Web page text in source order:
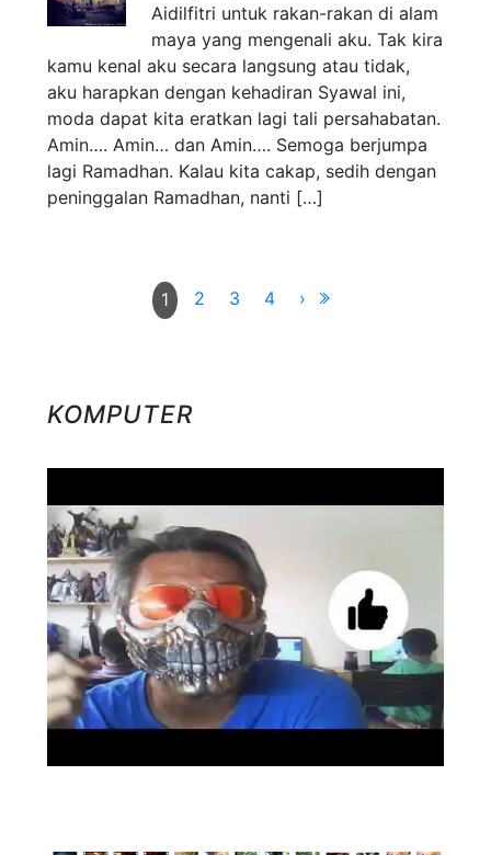
Aidilfitri untuk rakan-rakan di alam
maya yang mengenali aku. Tak kira
kamu kenal aku secara langsung atau tidak,
aku harapkan dengan kehadiran Syawal ini,
moda dapat kita eratkan lagi tali persahabatan.
Amin…. Amin… dan Amin…. Semoga berjumpa
lagi Ramadhan. Kalau kita cakap, sedih dengan
peninggalan Ramadhan, nanti […]
1 2 3 4 ›
KOMPUTER